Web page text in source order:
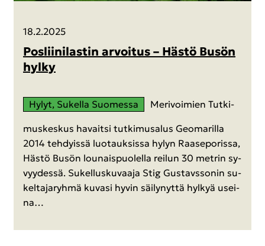
18.2.2025
Pos­lii­ni­las­tin ar­voi­tus – Hästö Busön
hylky
Hylyt, Su­kel­la Suo­mes­sa Me­ri­voi­mien Tut­ki­
mus­kes­kus ha­vait­si tut­ki­musa­lus Geo­ma­ril­la
2014 teh­dyis­sä luo­tauk­sis­sa hylyn Raa­se­po­ris­sa,
Hästö Busön lou­nais­puo­lel­la rei­lun 30 met­rin sy­
vyy­des­sä. Su­kel­lus­ku­vaa­ja Stig Gus­tavs­so­nin su­
kel­ta­ja­ryh­mä ku­va­si hyvin säi­ly­nyt­tä hyl­kyä usei­
na…